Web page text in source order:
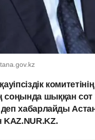
шыққан сот
деп хабарлайды
KAZ.NUR.KZ.